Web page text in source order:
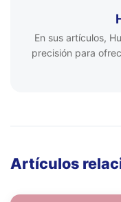
En sus artículos,
precisión para
Artículos